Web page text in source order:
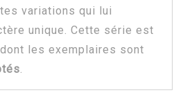
variations qui lui
unique. Cette série est
dont les exemplaires sont
.